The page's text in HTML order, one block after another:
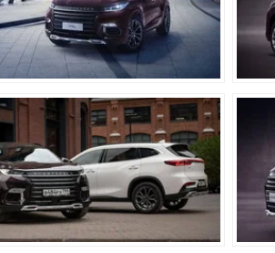
Независимая, типа McPherson
Независимая, многорычажная
Дисковые невентилируемые
Россия
5 лет или 150 км пробега